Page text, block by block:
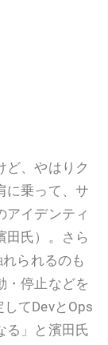
ど、やはりク
に乗って、サ
アイデンティ
田氏）。さら
られるのも
・停止などを
てDevとOps
る」と濱田氏